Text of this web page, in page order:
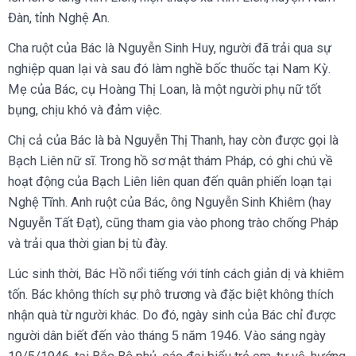
Đàn, tỉnh Nghệ An.
Cha ruột của Bác là Nguyễn Sinh Huy, người đã trải qua sự
nghiệp quan lại và sau đó làm nghề bốc thuốc tại Nam Kỳ.
Mẹ của Bác, cụ Hoàng Thị Loan, là một người phụ nữ tốt
bụng, chịu khó và đảm việc.
Chị cả của Bác là bà Nguyễn Thị Thanh, hay còn được gọi là
Bạch Liên nữ sĩ. Trong hồ sơ mật thám Pháp, có ghi chú về
hoạt động của Bạch Liên liên quan đến quân phiến loạn tại
Nghệ Tĩnh. Anh ruột của Bác, ông Nguyễn Sinh Khiêm (hay
Nguyễn Tất Đạt), cũng tham gia vào phong trào chống Pháp
và trải qua thời gian bị tù đày.
Lúc sinh thời, Bác Hồ nổi tiếng với tính cách giản dị và khiêm
tốn. Bác không thích sự phô trương và đặc biệt không thích
nhận quà từ người khác. Do đó, ngày sinh của Bác chỉ được
người dân biết đến vào tháng 5 năm 1946. Vào sáng ngày